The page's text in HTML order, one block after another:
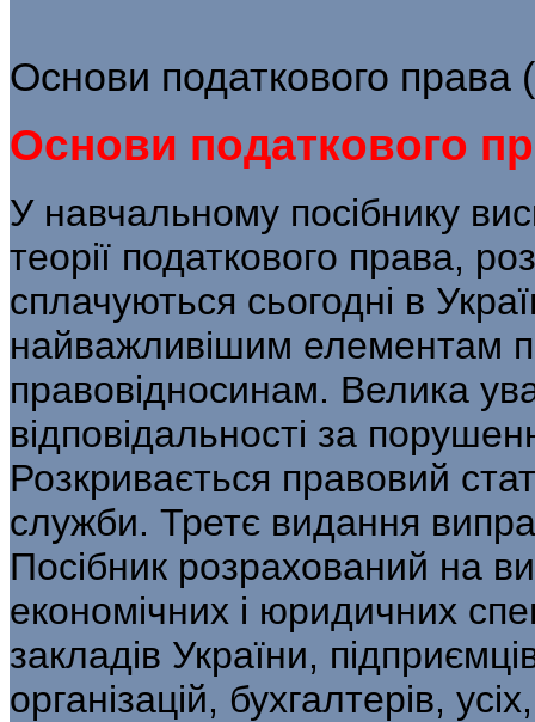
Основи податкового
Основи податкового
У навчальному посібнику
теорії податкового права,
сплачуються сьогодні в
найважливішим елементам
правовідносинам. Велика
відповідальності за
Розкривається правовий
служби. Третє видання
Посібник розрахований на
економічних і юридичних
закладів України,
організацій, бухгалтерів,